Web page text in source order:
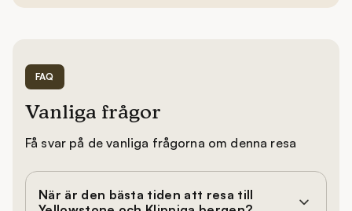
FAQ
Vanliga frågor
Få svar på de vanliga frågorna om denna resa
När är den bästa tiden att resa till